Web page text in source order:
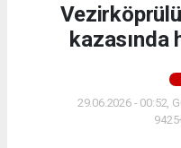
kazasında
29.06.2026 - 00:52,